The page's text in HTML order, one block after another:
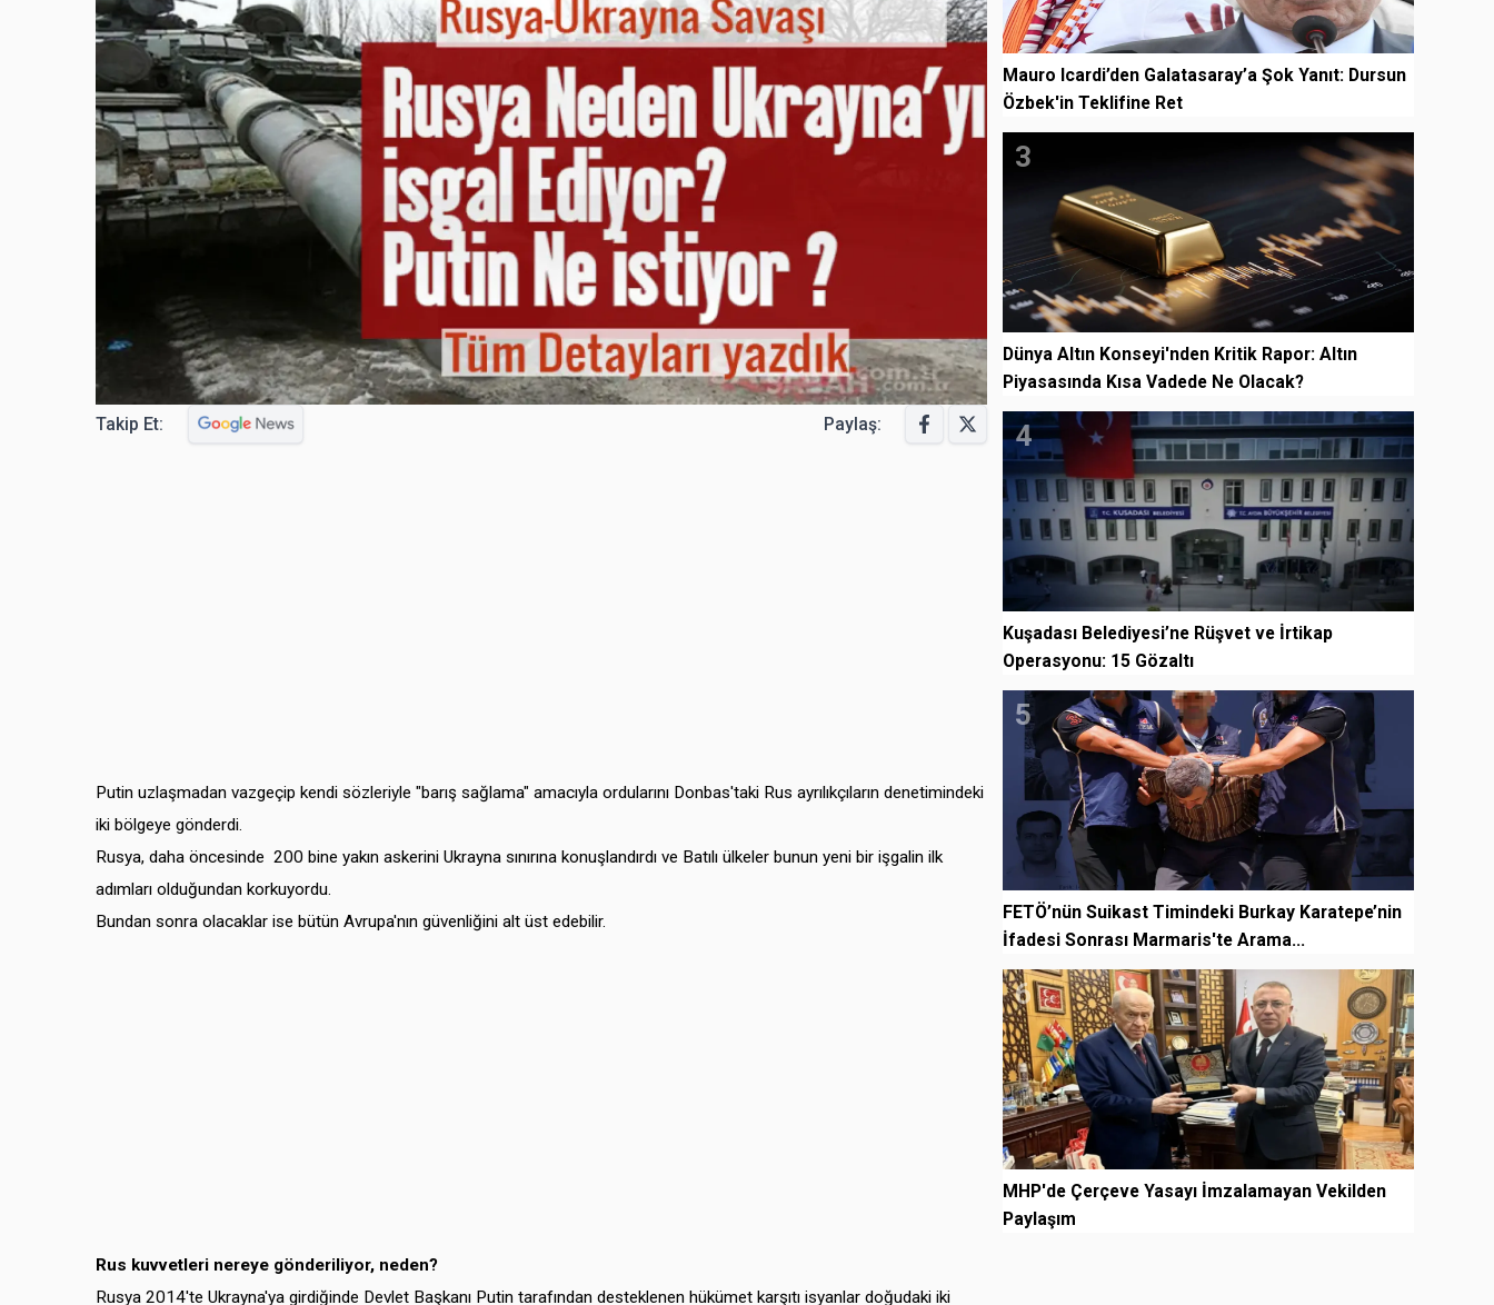
Takip Et: Paylaş:
Putin uzlaşmadan vazgeçip kendi sözleriyle "barış sağlama" amacıyla ordularını Donbas'taki Rus ayrılıkçıların denetimindeki
iki bölgeye gönderdi.
Rusya, daha öncesinde 200 bine yakın askerini Ukrayna sınırına konuşlandırdı ve Batılı ülkeler bunun yeni bir işgalin ilk
adımları olduğundan korkuyordu.
Bundan sonra olacaklar ise bütün Avrupa'nın güvenliğini alt üst edebilir.
Rus kuvvetleri nereye gönderiliyor, neden?
Rusya 2014'te Ukrayna'ya girdiğinde Devlet Başkanı Putin tarafından desteklenen hükümet karşıtı isyanlar doğudaki iki
Mauro Icardi’den Galatasaray’a Şok Yanıt: Dursun
Özbek'in Teklifine Ret
3
Dünya Altın Konseyi'nden Kritik Rapor: Altın
Piyasasında Kısa Vadede Ne Olacak?
4
Kuşadası Belediyesi’ne Rüşvet ve İrtikap
Operasyonu: 15 Gözaltı
5
FETÖ’nün Suikast Timindeki Burkay Karatepe’nin
İfadesi Sonrası Marmaris'te Arama...
6
MHP'de Çerçeve Yasayı İmzalamayan Vekilden
Paylaşım